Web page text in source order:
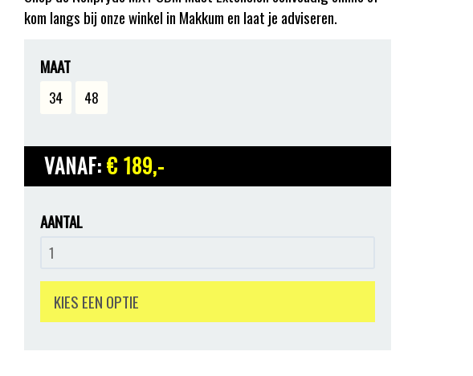
kom langs bij onze winkel in Makkum en laat je adviseren.
MAAT
34 48
VANAF:€ 189,-
AANTAL
KIES EEN OPTIE